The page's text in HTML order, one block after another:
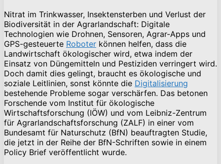
Nitrat im Trinkwasser, Insektensterben und Verlust der
Biodiversität in der Agrarlandschaft: Digitale
Technologien wie Drohnen, Sensoren, Agrar-Apps und
GPS-gesteuerte Roboter können helfen, dass die
Landwirtschaft ökologischer wird, etwa indem der
Einsatz von Düngemitteln und Pestiziden verringert wird.
Doch damit dies gelingt, braucht es ökologische und
soziale Leitlinien, sonst könnte die Digitalisierung
bestehende Probleme sogar verschärfen. Das betonen
Forschende vom Institut für ökologische
Wirtschaftsforschung (IÖW) und vom Leibniz-Zentrum
für Agrarlandschaftsforschung (ZALF) in einer vom
Bundesamt für Naturschutz (BfN) beauftragten Studie,
die jetzt in der Reihe der BfN-Schriften sowie in einem
Policy Brief veröffentlicht wurde.